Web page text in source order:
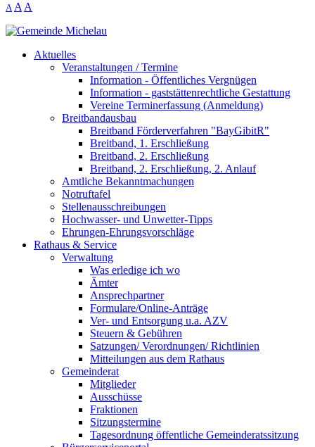
A A A
Aktuelles
Veranstaltungen / Termine
Information - Öffentliches Vergnügen
Information - gaststättenrechtliche Gestattung
Vereine Terminerfassung (Anmeldung)
Breitbandausbau
Breitband Förderverfahren "BayGibitR"
Breitband, 1. Erschließung
Breitband, 2. Erschließung
Breitband, 2. Erschließung, 2. Anlauf
Amtliche Bekanntmachungen
Notruftafel
Stellenausschreibungen
Hochwasser- und Unwetter-Tipps
Ehrungen-Ehrungsvorschläge
Rathaus & Service
Verwaltung
Was erledige ich wo
Ämter
Ansprechpartner
Formulare/Online-Anträge
Ver- und Entsorgung u.a. AZV
Steuern & Gebühren
Satzungen/ Verordnungen/ Richtlinien
Mitteilungen aus dem Rathaus
Gemeinderat
Mitglieder
Ausschüsse
Fraktionen
Sitzungstermine
Tagesordnung öffentliche Gemeinderatssitzung